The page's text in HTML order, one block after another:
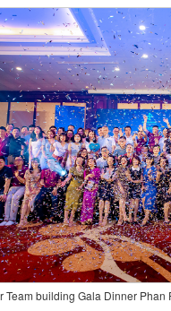
Team building Gala Dinner